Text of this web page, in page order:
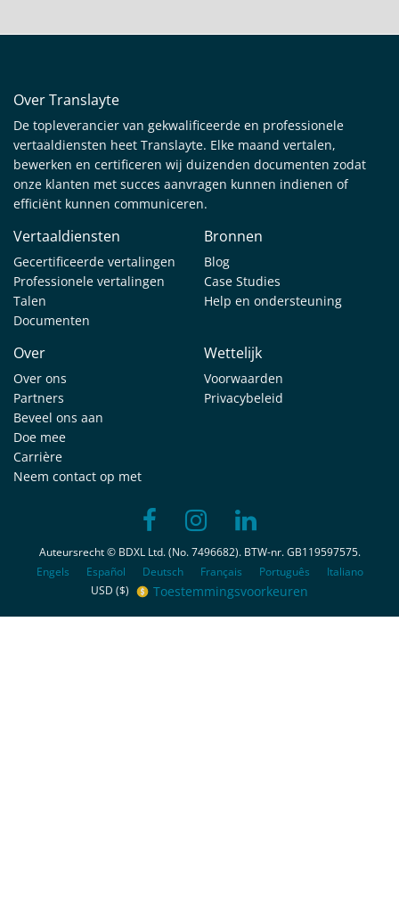
Over Translayte
De topleverancier van gekwalificeerde en professionele
vertaaldiensten heet Translayte. Elke maand vertalen,
bewerken en certificeren wij duizenden documenten zodat
onze klanten met succes aanvragen kunnen indienen of
efficiënt kunnen communiceren.
Vertaaldiensten
Gecertificeerde vertalingen
Professionele vertalingen
Talen
Documenten
Bronnen
Blog
Case Studies
Help en ondersteuning
Over
Over ons
Partners
Beveel ons aan
Doe mee
Carrière
Neem contact op met
Wettelijk
Voorwaarden
Privacybeleid
Auteursrecht © BDXL Ltd. (No. 7496682). BTW-nr. GB119597575.
Engels
Español Deutsch Français Português
Italiano
USD ($)
Toestemmingsvoorkeuren